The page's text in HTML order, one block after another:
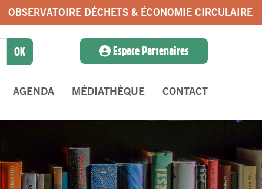
OBSERVATOIRE DÉCHETS & ÉCONOMIE CIRCULAIRE
Espace Partenaires
AGENDA MÉDIATHÈQUE CONTACT